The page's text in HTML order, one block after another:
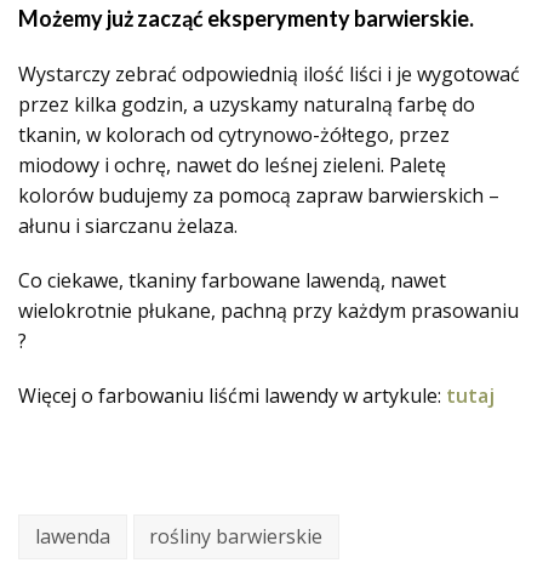
Możemy już zacząć eksperymenty barwierskie.
Wystarczy zebrać odpowiednią ilość liści i je wygotować
przez kilka godzin, a uzyskamy naturalną farbę do
tkanin, w kolorach od cytrynowo-żółtego, przez
miodowy i ochrę, nawet do leśnej zieleni. Paletę
kolorów budujemy za pomocą zapraw barwierskich –
ałunu i siarczanu żelaza.
Co ciekawe, tkaniny farbowane lawendą, nawet
wielokrotnie płukane, pachną przy każdym prasowaniu
?
Więcej o farbowaniu liśćmi lawendy w artykule: tutaj
lawenda rośliny barwierskie